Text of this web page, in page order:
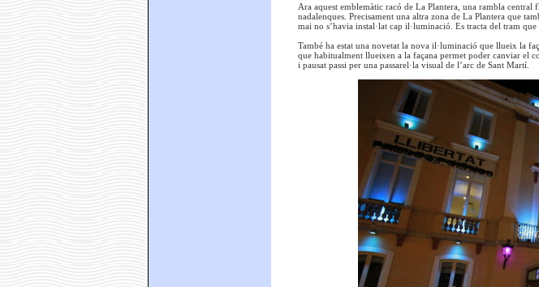
Ara aquest emblemàtic racó de La Plantera, una rambla
nadalenques. Precisament una altra zona de La Plantera que
mai no s’havia instal·lat cap il·luminació. Es tracta del tram
També ha estat una novetat la nova il·luminació que llueix la
que habitualment llueixen a la façana permet poder canviar el
i pausat passi per una passarel·la visual de l’arc de Sant Martí.